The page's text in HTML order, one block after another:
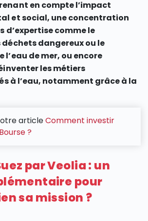
en compte l’impact
et social, une concentration
d’expertise comme le
dangereux ou le
l’eau de mer, ou encore
les métiers
à l’eau, notamment grâce à la
articleComment investir
?
par Veolia : un
pour
sa mission ?